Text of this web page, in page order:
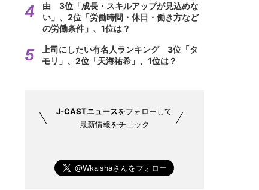
由 3位「成長・スキルアップが見込めな
い」、2位「労働時間・休日・働き方など
の労働条件」、1位は？
上司にしたい有名人ランキング 3位「タ
モリ」、2位「天海祐希」、1位は？
J-CASTニュースをフォローして
最新情報をチェック